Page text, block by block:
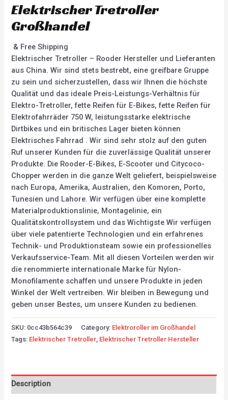
Elektrischer Tretroller
Großhandel
& Free Shipping
Elektrischer Tretroller – Rooder Hersteller und Lieferanten
aus China. Wir sind stets bestrebt, eine greifbare Gruppe
zu sein und sicherzustellen, dass wir Ihnen die höchste
Qualität und das ideale Preis-Leistungs-Verhältnis für
Elektro-Tretroller, fette Reifen für E-Bikes, fette Reifen für
Elektrofahrräder 750 W, leistungsstarke elektrische
Dirtbikes und ein britisches Lager bieten können
Elektrisches Fahrrad . Wir sind sehr stolz auf den guten
Ruf unserer Kunden für die zuverlässige Qualität unserer
Produkte. Die Rooder-E-Bikes, E-Scooter und Citycoco-
Chopper werden in die ganze Welt geliefert, beispielsweise
nach Europa, Amerika, Australien, den Komoren, Porto,
Tunesien und Lahore. Wir verfügen über eine komplette
Materialproduktionslinie, Montagelinie, ein
Qualitätskontrollsystem und das Wichtigste Wir verfügen
über viele patentierte Technologien und ein erfahrenes
Technik- und Produktionsteam sowie ein professionelles
Verkaufsservice-Team. Mit all diesen Vorteilen werden wir
die renommierte internationale Marke für Nylon-
Monofilamente schaffen und unsere Produkte in jeden
Winkel der Welt vertreiben. Wir bleiben in Bewegung und
geben unser Bestes, um unsere Kunden zu bedienen.
SKU: 0cc43b564c39 Category: Elektroroller im Großhandel
Tags: Elektrischer Tretroller Elektrischer Tretroller Hersteller
Description